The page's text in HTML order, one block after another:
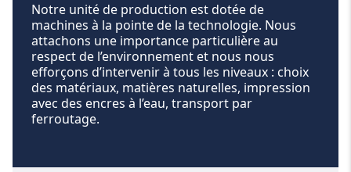
Notre unité de production est dotée de
machines à la pointe de la technologie. Nous
attachons une importance particulière au
respect de l’environnement et nous nous
efforçons d’intervenir à tous les niveaux : choix
des matériaux, matières naturelles, impression
avec des encres à l’eau, transport par
ferroutage.